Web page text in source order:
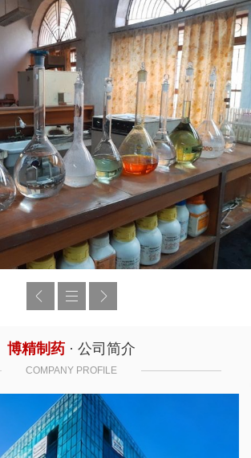
博精制药 · 公司简介
COMPANY PROFILE